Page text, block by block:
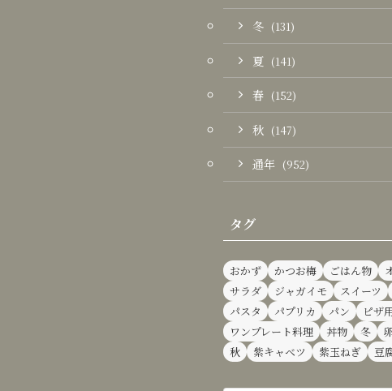
冬 (131)
夏 (141)
春 (152)
秋 (147)
通年 (952)
タグ
おかず かつお梅 ごはん物
サラダ
ジャガイモ
スイーツ
パスタ
パプリカ パン
ピザ
ワンプレート料理
丼物 冬
秋
紫キャベツ 紫玉ねぎ 豆